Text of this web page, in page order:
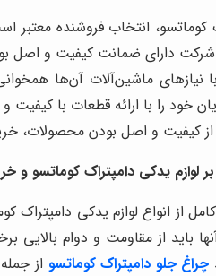
انتخاب فروشنده
دارای ضمانت کیفیت و اصل
نیازهای ماشین‌آلات آن‌ها
خود را با ارائه قطعات با
از کیفیت و اصل بودن محصولات،
لوازم یدکی دامپتراک کوماتسو و
از انواع لوازم یدکی
باید از مقاومت و دوام
چراغ جلو دامپتراک کوماتسو از